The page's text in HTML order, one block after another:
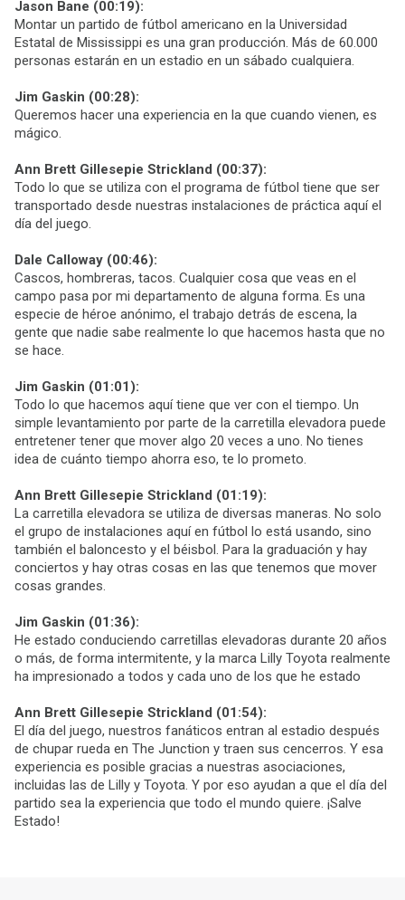
Jason Bane (00:19):
Montar un partido de fútbol americano en la Universidad
Estatal de Mississippi es una gran producción. Más de 60.000
personas estarán en un estadio en un sábado cualquiera.
Jim Gaskin (00:28):
Queremos hacer una experiencia en la que cuando vienen, es
mágico.
Ann Brett Gillesepie Strickland (00:37):
Todo lo que se utiliza con el programa de fútbol tiene que ser
transportado desde nuestras instalaciones de práctica aquí el
día del juego.
Dale Calloway (00:46):
Cascos, hombreras, tacos. Cualquier cosa que veas en el
campo pasa por mi departamento de alguna forma. Es una
especie de héroe anónimo, el trabajo detrás de escena, la
gente que nadie sabe realmente lo que hacemos hasta que no
se hace.
Jim Gaskin (01:01):
Todo lo que hacemos aquí tiene que ver con el tiempo. Un
simple levantamiento por parte de la carretilla elevadora puede
entretener tener que mover algo 20 veces a uno. No tienes
idea de cuánto tiempo ahorra eso, te lo prometo.
Ann Brett Gillesepie Strickland (01:19):
La carretilla elevadora se utiliza de diversas maneras. No solo
el grupo de instalaciones aquí en fútbol lo está usando, sino
también el baloncesto y el béisbol. Para la graduación y hay
conciertos y hay otras cosas en las que tenemos que mover
cosas grandes.
Jim Gaskin (01:36):
He estado conduciendo carretillas elevadoras durante 20 años
o más, de forma intermitente, y la marca Lilly Toyota realmente
ha impresionado a todos y cada uno de los que he estado
Ann Brett Gillesepie Strickland (01:54):
El día del juego, nuestros fanáticos entran al estadio después
de chupar rueda en The Junction y traen sus cencerros. Y esa
experiencia es posible gracias a nuestras asociaciones,
incluidas las de Lilly y Toyota. Y por eso ayudan a que el día del
partido sea la experiencia que todo el mundo quiere. ¡Salve
Estado!